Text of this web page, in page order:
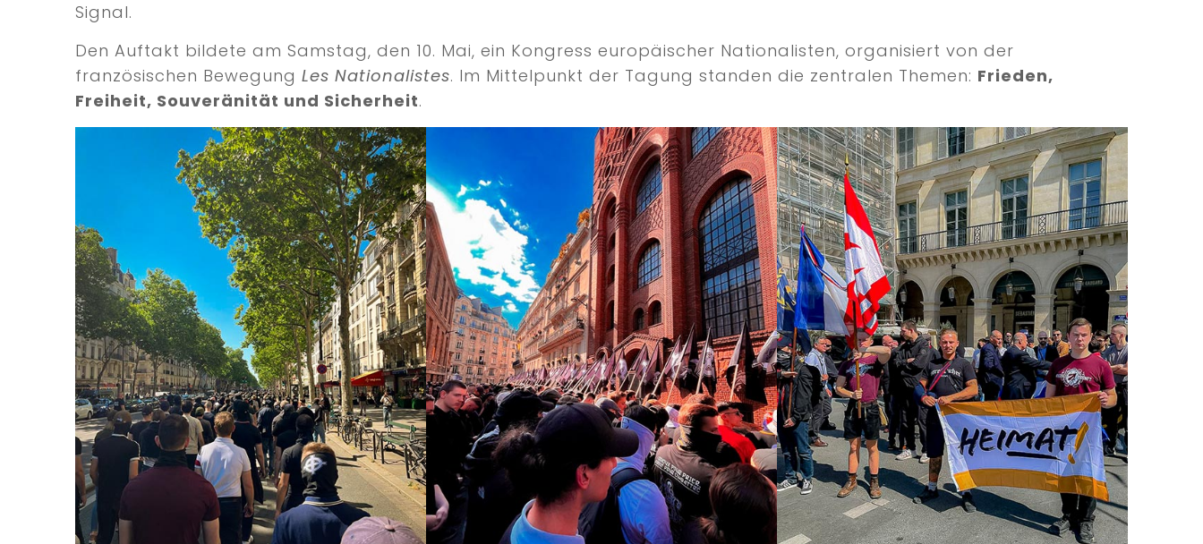
Signal.
Den Auftakt bildete am Samstag, den 10. Mai, ein Kongress europäischer Nationalisten, organisiert von der
französischen Bewegung Les Nationalistes. Im Mittelpunkt der Tagung standen die zentralen Themen: Frieden,
Freiheit, Souveränität und Sicherheit.